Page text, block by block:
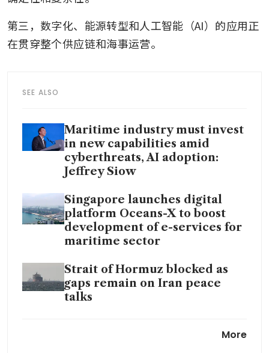
第三，数字化、能源转型和人工智能（AI）的应用正
在贯穿整个供应链和海事运营。
SEE ALSO
Maritime industry must invest
in new capabilities amid
cyberthreats, AI adoption:
Jeffrey Siow
Singapore launches digital
platform Oceans-X to boost
development of e-services for
maritime sector
Strait of Hormuz blocked as
gaps remain on Iran peace
talks
marine fuel in March despite
More